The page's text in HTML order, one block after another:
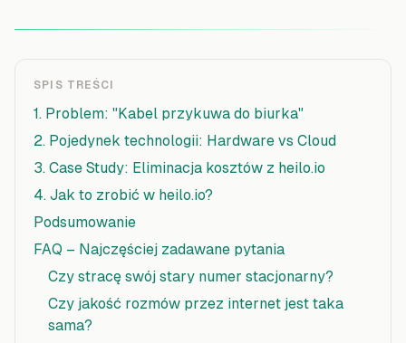
SPIS TREŚCI
1. Problem: "Kabel przykuwa do biurka"
2. Pojedynek technologii: Hardware vs Cloud
3. Case Study: Eliminacja kosztów z heilo.io
4. Jak to zrobić w heilo.io?
Podsumowanie
FAQ – Najczęściej zadawane pytania
Czy stracę swój stary numer stacjonarny?
Czy jakość rozmów przez internet jest taka
sama?